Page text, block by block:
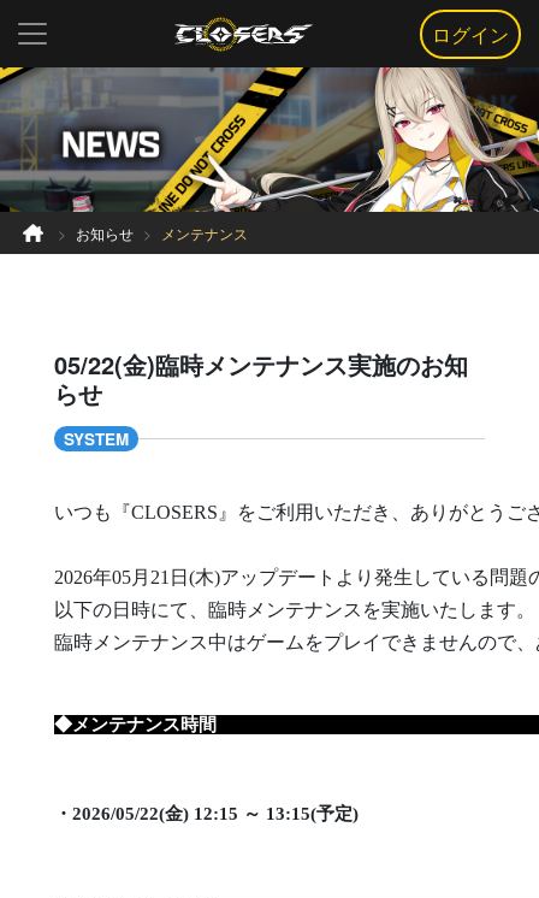
ログイン
お知らせ メンテナンス
05/22(金)臨時メンテナンス実施のお知
らせ
SYSTEM
いつも『CLOSERS』をご利用いただき、ありがとうご
2026年05月21日(木)アップデートより発生している問題
以下の日時にて、臨時メンテナンスを実施いたします。
臨時メンテナンス中はゲームをプレイできませんので
◆メンテナンス
・2026/05/22(金) 12:15 ～ 13:15(予定)